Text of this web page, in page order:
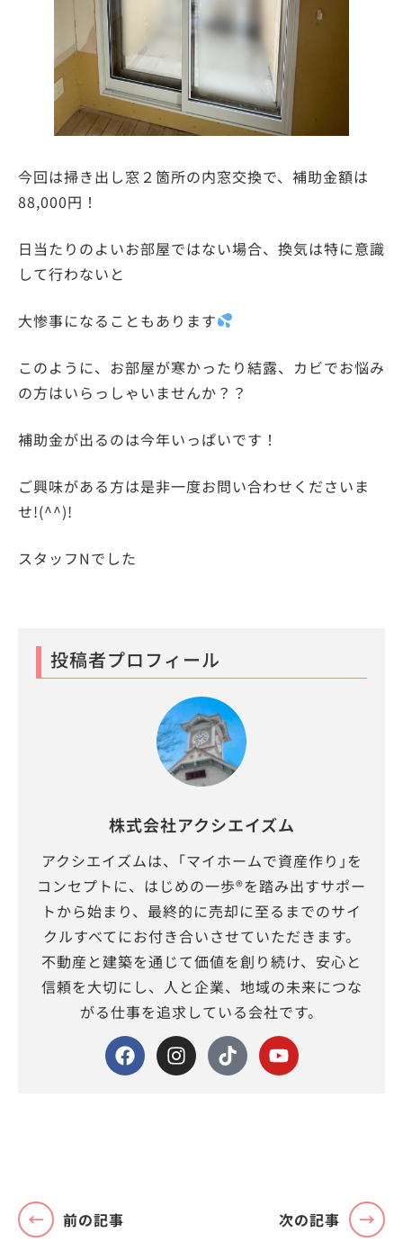
今回は掃き出し窓２箇所の内窓交換で、補助金額は
88,000円！
日当たりのよいお部屋ではない場合、換気は特に意識
して行わないと
大惨事になることもあります
このように、お部屋が寒かったり結露、カビでお悩み
の方はいらっしゃいませんか？？
補助金が出るのは今年いっぱいです！
ご興味がある方は是非一度お問い合わせくださいま
せ!(^^)!
スタッフNでした
投稿者プロフィール
株式会社アクシエイズム
アクシエイズムは、｢マイホームで資産作り｣を
コンセプトに、はじめの一歩®を踏み出すサポー
トから始まり、最終的に売却に至るまでのサイ
クルすべてにお付き合いさせていただきます。
不動産と建築を通じて価値を創り続け、安心と
信頼を大切にし、人と企業、地域の未来につな
がる仕事を追求している会社です。
前の記事 次の記事